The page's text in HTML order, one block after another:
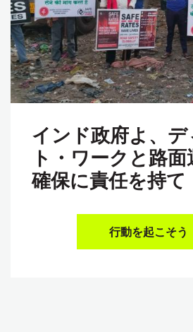
インド政府よ、
ト・ワークと路
確保に責任を持て
行動を起こそう